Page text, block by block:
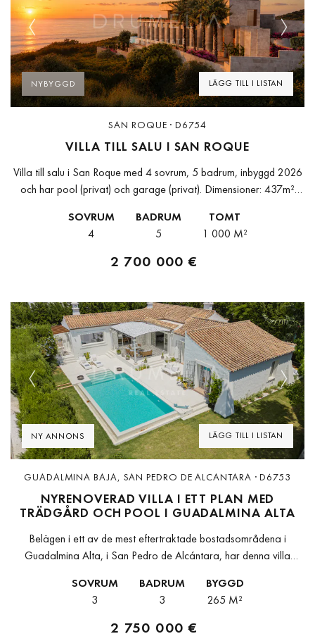
LÄGG TILL I LISTAN
Previous Next
NYBYGGD
SAN ROQUE · D6754
VILLA TILL SALU I SAN ROQUE
Villa till salu i San Roque med 4 sovrum, 5 badrum, inbyggd 2026
och har pool (privat) och garage (privat). Dimensioner: 437m²
SOVRUM
4
BADRUM
5
TOMT
1 000 M²
2 700 000 €
LÄGG TILL I LISTAN
Previous Next
NY ANNONS
GUADALMINA BAJA, SAN PEDRO DE ALCANTARA · D6753
NYRENOVERAD VILLA I ETT PLAN MED
TRÄDGÅRD OCH POOL I GUADALMINA ALTA
Belägen i ett av de mest eftertraktade bostadsområdena i
Guadalmina Alta, i San Pedro de Alcántara, har denna villa
komfort och modern design...
SOVRUM
3
BADRUM
3
BYGGD
265 M²
2 750 000 €